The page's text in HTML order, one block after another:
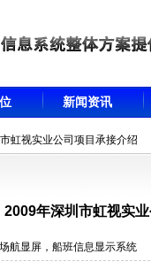
新闻资讯
虹视实业公司项目承接介绍
2009年深圳市虹视实
场航显屏，船班信息显